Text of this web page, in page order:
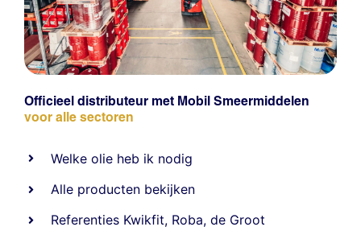
Officieel distributeur met Mobil Smeermiddelen
voor alle sectoren
Welke olie heb ik nodig
Alle producten bekijken
Referenties Kwikfit, Roba,de Groot